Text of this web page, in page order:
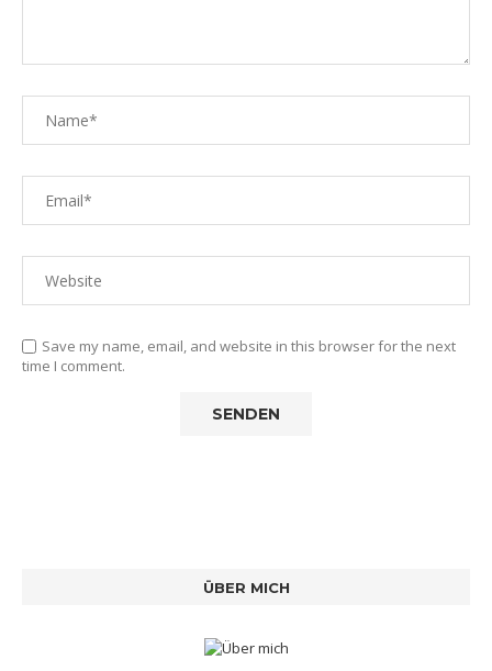
Save my name, email, and website in this browser for the next
time I comment.
ÜBER MICH